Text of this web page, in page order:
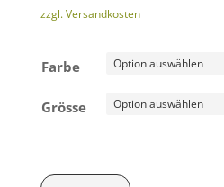
zzgl. Versandkosten
Farbe
Grösse